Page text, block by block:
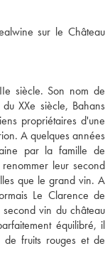
sur le Château
siècle. Son nom de
XXe siècle, Bahans
propriétaires d'une
A quelques années
par la famille de
leur second
que le grand vin. A
Le Clarence de
vin du château
équilibré, il
de fruits rouges et de